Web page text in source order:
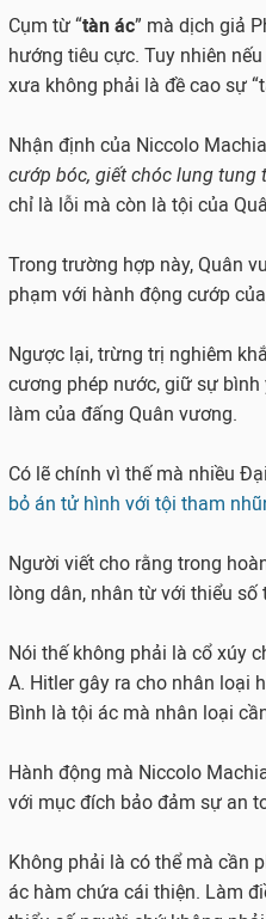
Cụm từ “tàn ác” mà dịch giả
hướng tiêu cực. Tuy nhiên
xưa không phải là đề cao sự
Nhận định của Niccolo
cướp bóc, giết chóc lung tung
chỉ là lỗi mà còn là tội của
Trong trường hợp này, Quân
phạm với hành động cướp
Ngược lại, trừng trị nghiêm
cương phép nước, giữ sự
làm của đấng Quân vương.
Có lẽ chính vì thế mà nhiều
bỏ án tử hình với tội tham
Người viết cho rằng trong
lòng dân, nhân từ với thiểu
Nói thế không phải là cổ xúy
A. Hitler gây ra cho nhân loại
Bình là tội ác mà nhân loại
Hành động mà Niccolo
với mục đích bảo đảm sự an
Không phải là có thể mà cần
ác hàm chứa cái thiện. Làm